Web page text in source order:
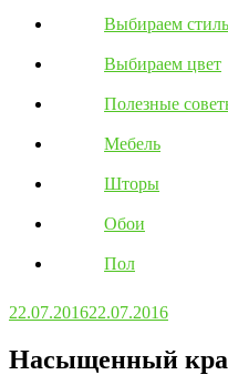
Выбираем стиль
Выбираем цвет
Полезные
Мебель
Шторы
Обои
Пол
22.07.201622.07.2016
Насыщенный